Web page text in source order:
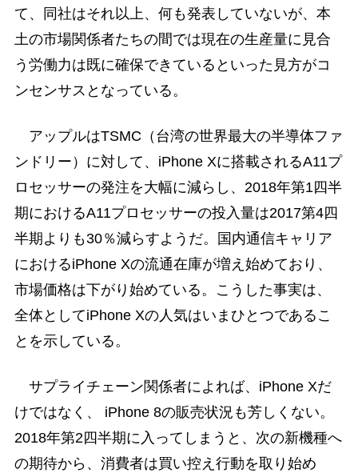
て、同社はそれ以上、何も発表していないが、本
土の市場関係者たちの間では現在の生産量に見合
う労働力は既に確保できているといった見方がコ
ンセンサスとなっている。
アップルはTSMC（台湾の世界最大の半導体ファ
ンドリー）に対して、iPhone Xに搭載されるA11プ
ロセッサーの発注を大幅に減らし、2018年第1四半
期におけるA11プロセッサーの投入量は2017第4四
半期よりも30％減らすようだ。国内通信キャリア
におけるiPhone Xの流通在庫が増え始めており、
市場価格は下がり始めている。こうした事実は、
全体としてiPhone Xの人気はいまひとつであるこ
とを示している。
サプライチェーン関係者によれば、iPhone Xだ
けではなく、 iPhone 8の販売状況も芳しくない。
2018年第2四半期に入ってしまうと、次の新機種へ
の期待から、消費者は買い控え行動を取り始め